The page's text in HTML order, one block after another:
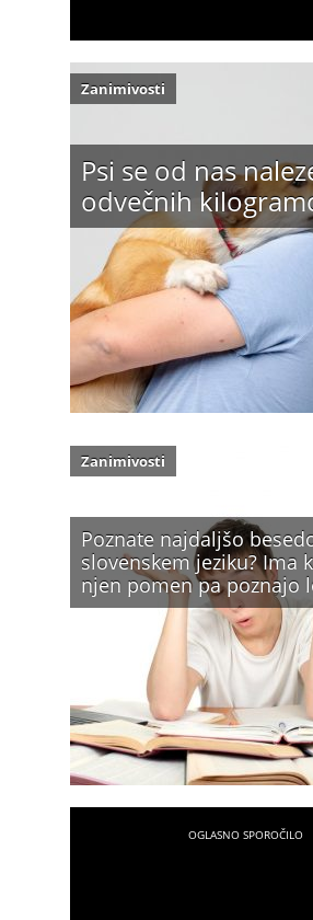
Psi se od nas
odvečnih
Zanimivosti
Poznate najdaljšo
slovenskem jeziku? Ima
njen pomen pa poznajo
Zanimivosti